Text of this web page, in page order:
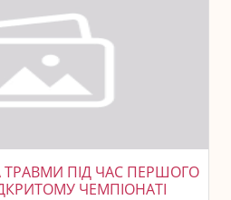
ПІД ЧАС ПЕРШОГО
ЧЕМПІОНАТІ